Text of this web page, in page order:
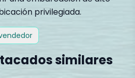
privilegiada.
similares